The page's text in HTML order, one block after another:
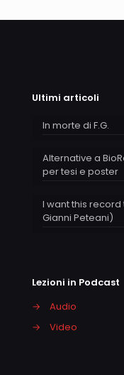
Ultimi articoli
In morte di F.G.
Alternative a
per tesi e poster
I want this
Gianni Peteani)
Lezioni in Podcast
→
Audio
→
Video